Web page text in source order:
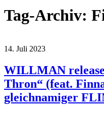
Tag-Archiv:
14. Juli 2023
WILLMAN
Thron“ (feat.
gleichnamiger